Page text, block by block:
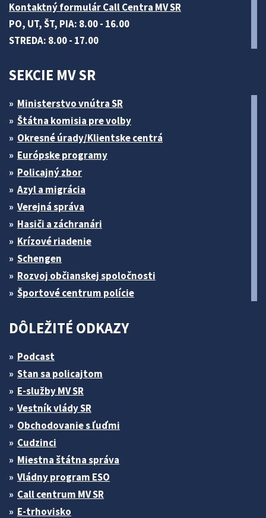
Kontaktný formulár Call Centra MV SR
PO, UT, ŠT, PIA: 8.00 - 16.00
STREDA: 8.00 - 17.00
SEKCIE MV SR
Ministerstvo vnútra SR
Štátna komisia pre volby
Okresné úrady/Klientske centrá
Európske programy
Policajný zbor
Azyl a migrácia
Verejná správa
Hasiči a záchranári
Krízové riadenie
Schengen
Rozvoj občianskej spoločnosti
Športové centrum polície
DÔLEŽITÉ ODKAZY
Podcast
Stan sa policajtom
E-služby MV SR
Vestník vlády SR
Obchodovanie s ľuďmi
Cudzinci
Miestna štátna správa
Vládny program ESO
Call centrum MV SR
E-trhovisko